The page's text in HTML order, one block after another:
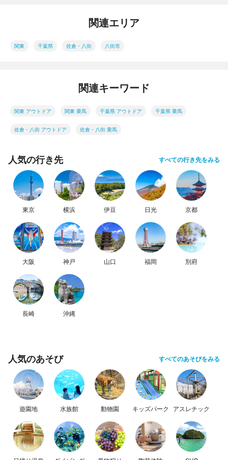
関連エリア
関東 千葉県 佐倉・八街 八街市
関連キーワード
関東 アウトドア 関東 乗馬 千葉県 アウトドア 千葉県 乗馬
佐倉・八街 アウトドア 佐倉・八街 乗馬
人気の行き先 すべての行き先をみる
東京 横浜 伊豆 日光 京都
大阪 神戸 山口 福岡 別府
長崎 沖縄
人気のあそび すべてのあそびをみる
遊園地 水族館 動物園 キッズパーク アスレチック